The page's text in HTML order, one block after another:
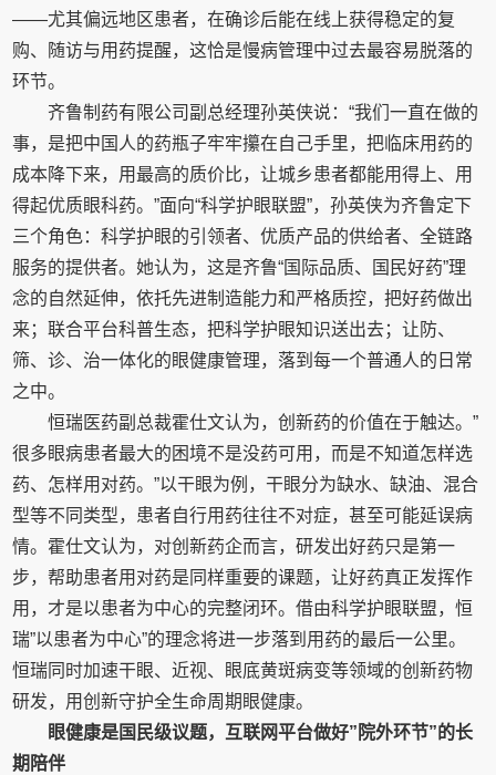
——尤其偏远地区患者，在确诊后能在线上获得稳定的复
购、随访与用药提醒，这恰是慢病管理中过去最容易脱落的
环节。
齐鲁制药有限公司副总经理孙英侠说：“我们一直在做的
事，是把中国人的药瓶子牢牢攥在自己手里，把临床用药的
成本降下来，用最高的质价比，让城乡患者都能用得上、用
得起优质眼科药。”面向“科学护眼联盟”，孙英侠为齐鲁定下
三个角色：科学护眼的引领者、优质产品的供给者、全链路
服务的提供者。她认为，这是齐鲁“国际品质、国民好药”理
念的自然延伸，依托先进制造能力和严格质控，把好药做出
来；联合平台科普生态，把科学护眼知识送出去；让防、
筛、诊、治一体化的眼健康管理，落到每一个普通人的日常
之中。
恒瑞医药副总裁霍仕文认为，创新药的价值在于触达。”
很多眼病患者最大的困境不是没药可用，而是不知道怎样选
药、怎样用对药。”以干眼为例，干眼分为缺水、缺油、混合
型等不同类型，患者自行用药往往不对症，甚至可能延误病
情。霍仕文认为，对创新药企而言，研发出好药只是第一
步，帮助患者用对药是同样重要的课题，让好药真正发挥作
用，才是以患者为中心的完整闭环。借由科学护眼联盟，恒
瑞”以患者为中心”的理念将进一步落到用药的最后一公里。
恒瑞同时加速干眼、近视、眼底黄斑病变等领域的创新药物
研发，用创新守护全生命周期眼健康。
眼健康是国民级议题，互联网平台做好”院外环节”的长
期陪伴